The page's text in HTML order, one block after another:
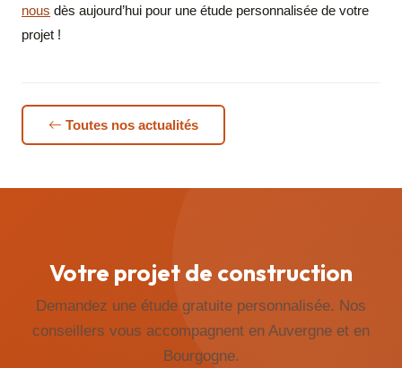
nous dès aujourd’hui pour une étude personnalisée de votre
projet !
Toutes nos actualités
Votre projet de construction
Demandez une étude gratuite personnalisée. Nos
conseillers vous accompagnent en Auvergne et en
Bourgogne.